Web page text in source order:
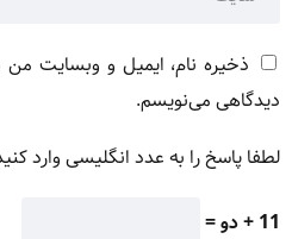
ذخیره نام، ایمیل و وبسایت من
دیدگاهی می‌نویسم.
لطفا پاسخ را به عدد انگلیسی وارد
11 + دو =